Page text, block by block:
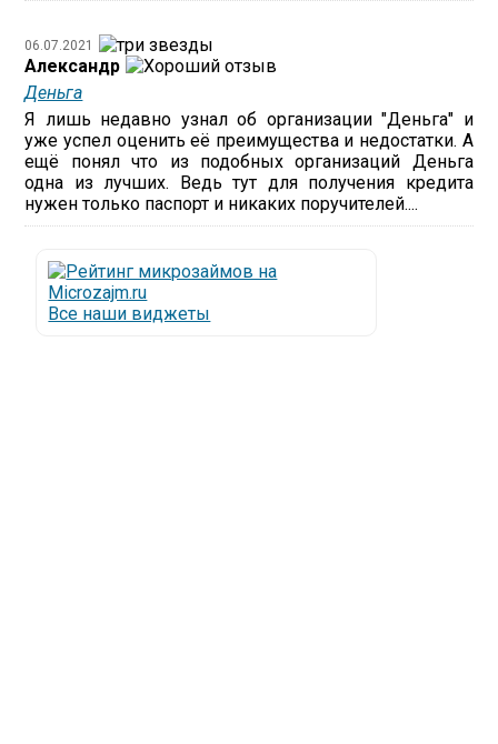
06.07.2021
Александр
Деньга
Я лишь недавно узнал об организации "Деньга" и
уже успел оценить её преимущества и недостатки. А
ещё понял что из подобных организаций Деньга
одна из лучших. Ведь тут для получения кредита
нужен только паспорт и никаких поручителей....
Все наши виджеты